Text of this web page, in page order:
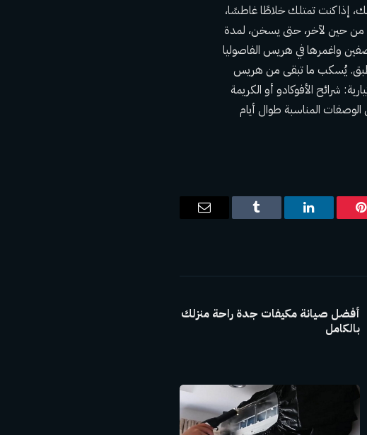
(بدلاً من ذلك، إذا كنت تمتلك خلاطًا غاطسًا،
من حين لآخر، حتى يسخن، لمدة
نصفين واغمرها في هريس الفاصوليا
طبق فردي. كرر ذلك مع بقية التورتيلا، ضع 2 على كل طبق. يُسكب ما تبقى من هريس
شرائح الأفوكادو أو الكريمة
المناسبة طوال أيام
بينتيريستلينكدإن Tumblr
البريد
أفضل صيانة مكيفات جدة راحة منزلك
بالكامل